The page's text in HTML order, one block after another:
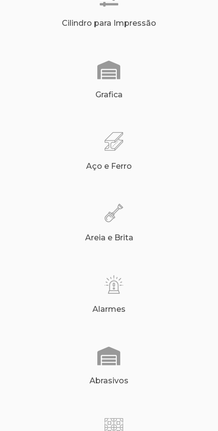
Cilindro para Impressão
Grafica
Aço e Ferro
Areia e Brita
Alarmes
Abrasivos